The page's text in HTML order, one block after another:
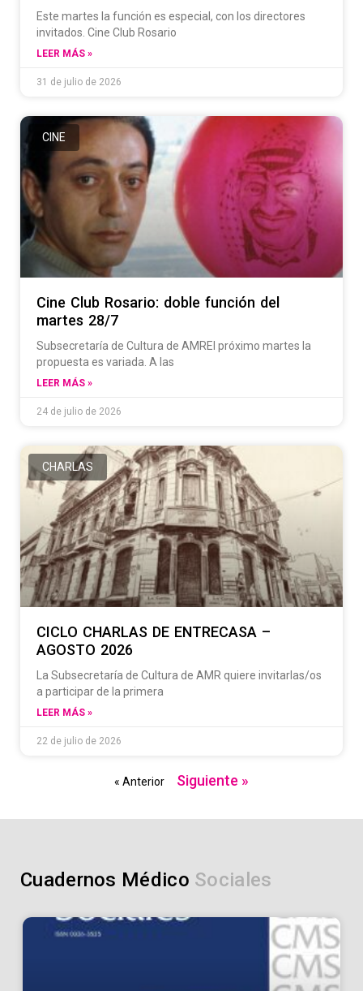
Este martes la función es especial, con los directores
invitados. Cine Club Rosario
LEER MÁS »
31 de julio de 2026
CINE
Cine Club Rosario: doble función del
martes 28/7
Subsecretaría de Cultura de AMREl próximo martes la
propuesta es variada. A las
LEER MÁS »
24 de julio de 2026
CHARLAS
CICLO CHARLAS DE ENTRECASA –
AGOSTO 2026
La Subsecretaría de Cultura de AMR quiere invitarlas/os
a participar de la primera
LEER MÁS »
22 de julio de 2026
« Anterior Siguiente »
Cuadernos Médico Socia es